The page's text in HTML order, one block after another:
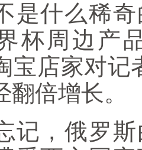
是什么稀
杯周边产
宝店家对记
倍增长。
记，俄罗